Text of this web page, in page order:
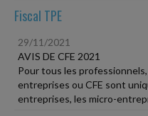
Fiscal TPE
29/11/2021
AVIS DE CFE 2021
Pour tous les
entreprises ou CFE sont
entreprises, les micro-